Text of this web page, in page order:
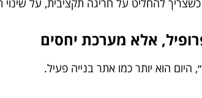
להחליט על חריגה תקציבית, על שינוי
אלא מערכת יחסים
היום הוא יותר כמו אתר בנייה פעיל.